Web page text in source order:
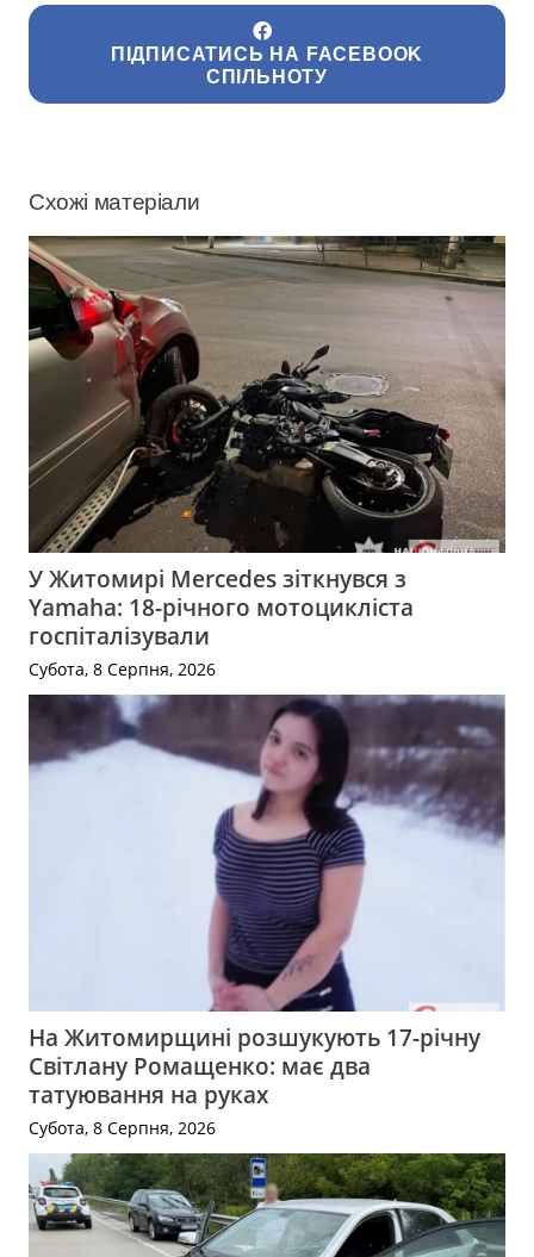
ПІДПИСАТИСЬ НА FACEBOOK
СПІЛЬНОТУ
Схожі матеріали
У Житомирі Mercedes зіткнувся з
Yamaha: 18-річного мотоцикліста
госпіталізували
Субота, 8 Серпня, 2026
На Житомирщині розшукують 17-річну
Світлану Ромащенко: має два
татуювання на руках
Субота, 8 Серпня, 2026